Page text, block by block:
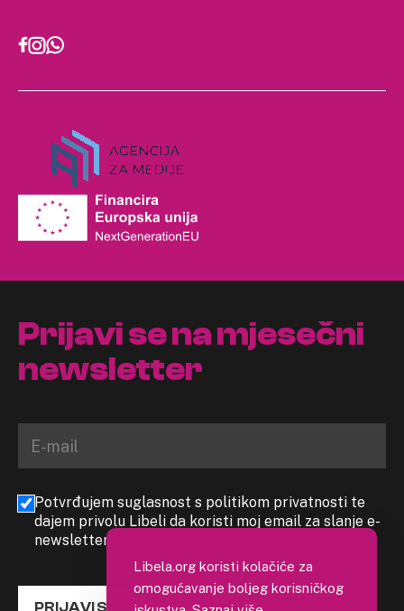
Prijavi se na mjesečni
newsletter
Potvrđujem suglasnost s politikom privatnosti te
dajem privolu Libeli da koristi moj email za slanje e-
newslettera
PRIJAVI SE
Libela.org koristi kolačiće za
omogućavanje boljeg korisničkog